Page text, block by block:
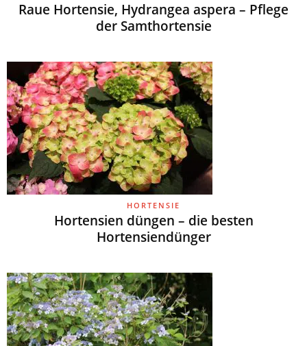
Raue Hortensie, Hydrangea aspera – Pflege
der Samthortensie
HORTENSIE
Hortensien düngen – die besten
Hortensiendünger